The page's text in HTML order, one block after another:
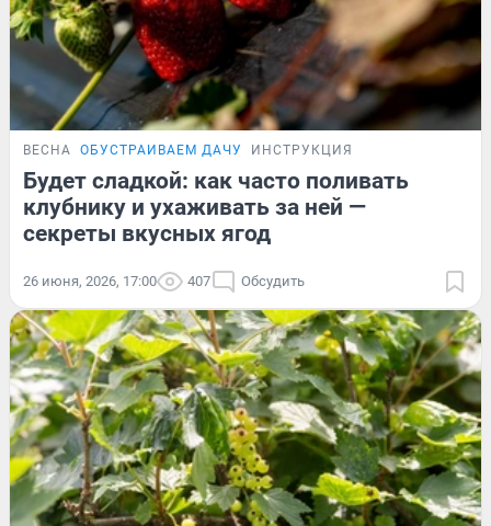
ВЕСНА ОБУСТРАИВАЕМ ДАЧУ ИНСТРУКЦИЯ
Будет сладкой: как часто поливать
клубнику и ухаживать за ней —
секреты вкусных ягод
26 июня, 2026, 17:00 407 Обсудить